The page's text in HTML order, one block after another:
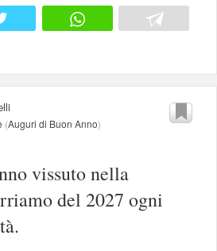
(Auguri di Buon Anno)
vissuto nella
del 2027 ogni